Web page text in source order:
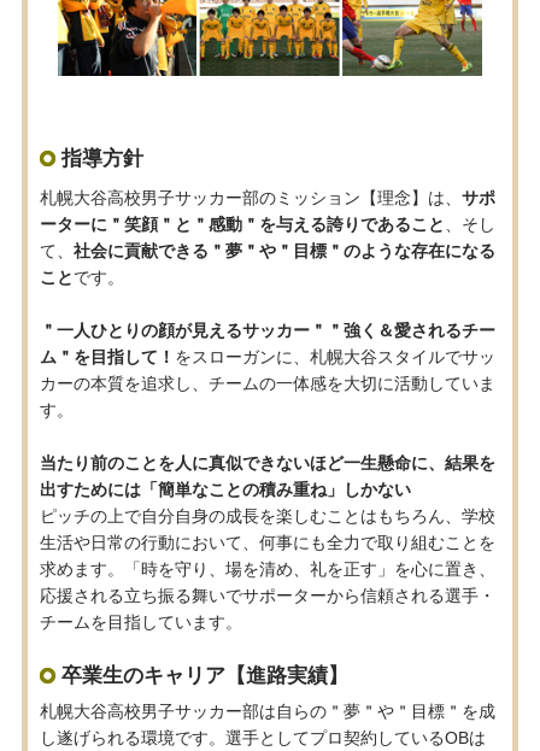
指導方針
札幌大谷高校男子サッカー部のミッション【理念】は、 サポ
ーターに＂笑顔＂と＂感動＂を与える誇りであること
、そし
て、 社会に貢献できる＂夢＂や＂目標＂のような存在になる
ことです。
＂一人ひとりの顔が見えるサッカー＂＂強く＆愛されるチー
ム＂を目指して！ をスローガンに、札幌大谷スタイルでサッ
カーの本質を追求し、チームの一体感を大切に活動していま
す。
当たり前のことを人に真似できないほど一生懸命に、結果を
出すためには「簡単なことの積み重ね」しかない
ピッチの上で自分自身の成長を楽しむことはもちろん、学校
生活や日常の行動において、何事にも全力で取り組むことを
求めます。「時を守り、場を清め、礼を正す」を心に置き、
応援される立ち振る舞いでサポーターから信頼される選手・
チームを目指しています。
卒業生のキャリア【進路実績】
札幌大谷高校男子サッカー部は自らの＂夢＂や＂目標＂を成
し遂げられる環境です。選手としてプロ契約しているOBは